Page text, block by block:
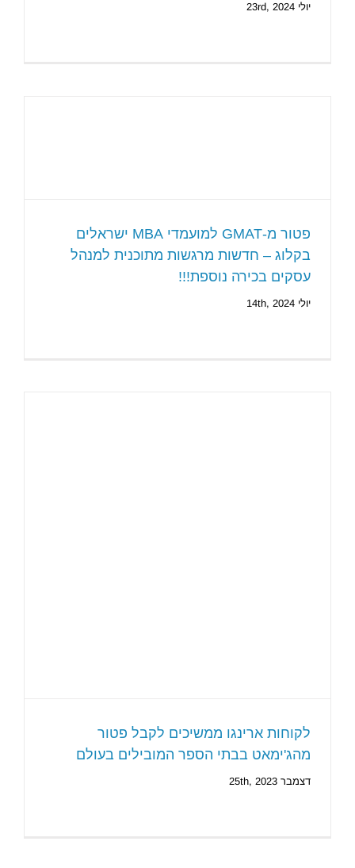
יולי 23rd, 2024
פטור מ-GMAT למועמדי MBA ישראלים
בקלוג – חדשות מרגשות מתוכנית למנהל
עסקים בכירה נוספת!!!
יולי 14th, 2024
לקוחות ארינגו ממשיכים לקבל פטור
מהג'ימאט בבתי הספר המובילים בעולם
דצמבר 25th, 2023